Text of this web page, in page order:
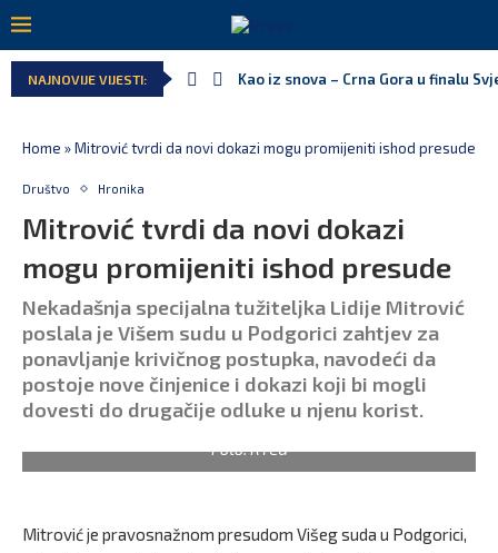
NAJNOVIJE VIJESTI: Kao iz snova – Crna Gora u finalu
Home »Mitrović tvrdi da novi dokazi mogu promijeniti ishod presude
Društvo Hronika
Mitrović tvrdi da novi dokazi
mogu promijeniti ishod presude
Nekadašnja specijalna tužiteljka Lidije Mitrović
poslala je Višem sudu u Podgorici zahtjev za
ponavljanje krivičnog postupka, navodeći da
postoje nove činjenice i dokazi koji bi mogli
dovesti do drugačije odluke u njenu korist.
Foto: RTCG
Mitrović je pravosnažnom presudom Višeg suda u Podgorici,